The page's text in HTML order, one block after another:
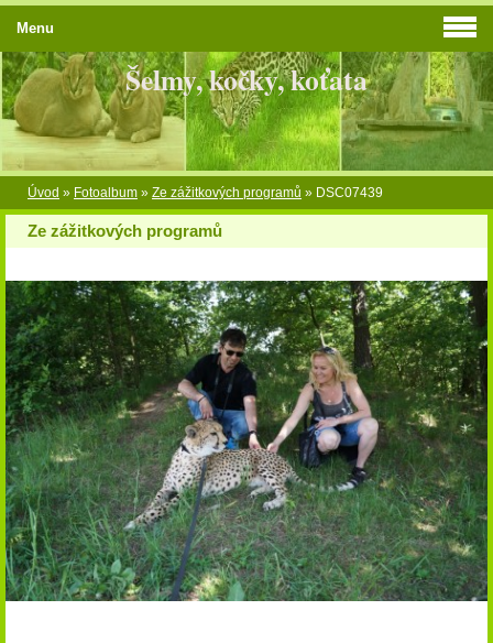
Šelmy, kočky, koťata
Úvod » Fotoalbum » Ze zážitkových programů » DSC07439
Ze zážitkových programů
Menu